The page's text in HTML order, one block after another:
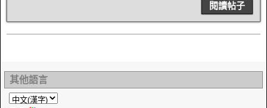
閱讀帖子
其他語言